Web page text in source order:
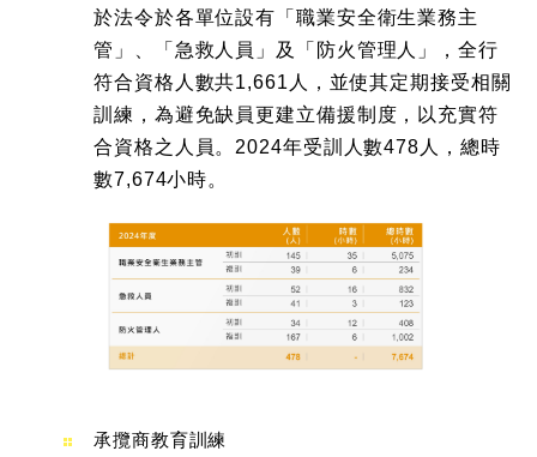
於法令於各單位設有「職業安全衛生業務主
管」、「急救人員」及「防火管理人」，全行
符合資格人數共1,661人，並使其定期接受相關
訓練，為避免缺員更建立備援制度，以充實符
合資格之人員。2024年受訓人數478人，總時
數7,674小時。
承攬商教育訓練